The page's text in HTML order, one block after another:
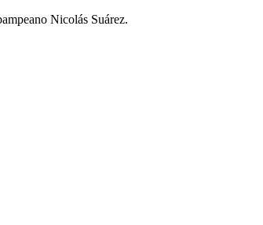
Nicolás Suárez.